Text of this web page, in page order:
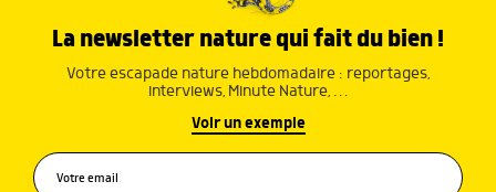
La newsletter nature qui fait du bien !
Votre escapade nature hebdomadaire : reportages,
interviews, Minute Nature, …
Voir un exemple